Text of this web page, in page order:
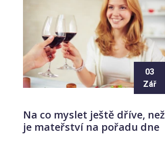
03
Zář
Na co myslet ještě dříve, než
je mateřství na pořadu dne